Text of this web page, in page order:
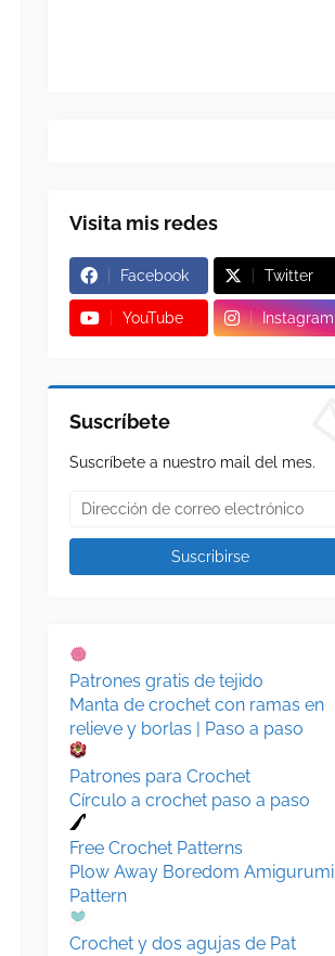
Visita mis redes
Facebook Twitter
YouTube Instagram
Suscríbete
Suscríbete a nuestro mail del mes.
Patrones gratis de tejido
Manta de crochet con ramas en
relieve y borlas | Paso a paso
Patrones para Crochet
Círculo a crochet paso a paso
Free Crochet Patterns
Plow Away Boredom Amigurumi
Pattern
Crochet y dos agujas de Pat